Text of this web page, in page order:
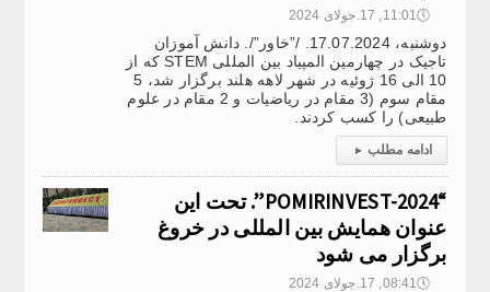
🕔11:01, 17.جولای 2024
دوشنبه، 17.07.2024. /”خاور”/. دانش آموزان
تاجیک در چهارمین المپیاد بین المللی STEM که از
10 الی 16 ژوئیه در شهر لاهه هلند برگزار شد، 5
مقام سوم (3 مقام در ریاضیات و 2 مقام در علوم
طبیعی) را کسب کردند.
ادامه مطلب ▸
“POMIRINVEST-2024”. تحت این
عنوان همایش بین المللی در خروغ
برگزار می شود
🕔08:41, 17.جولای 2024